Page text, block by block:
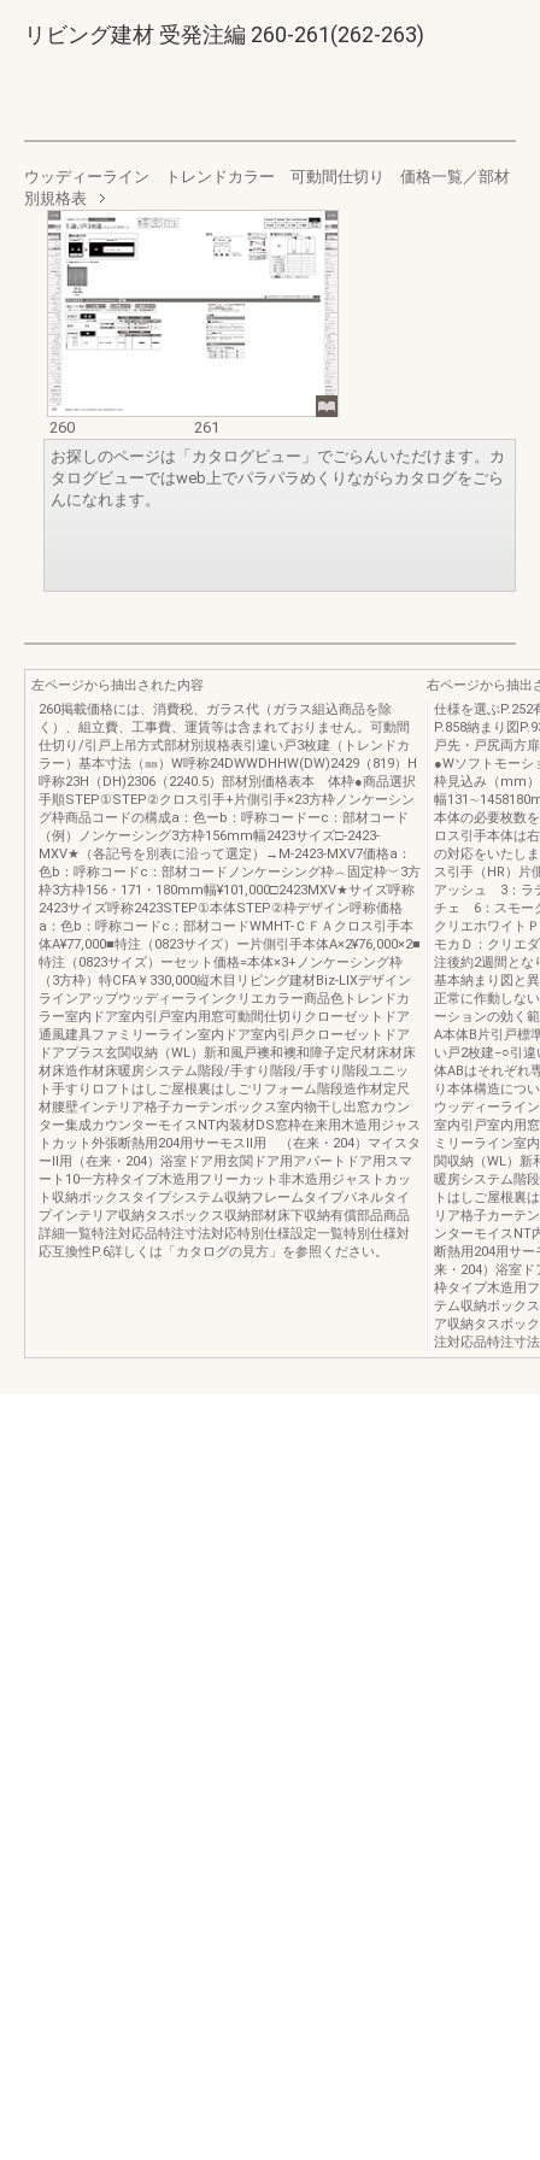
リビング建材 受発注編 260-261(262-263)
ウッディーライン トレンドカラー 可動間仕切り 価格一覧／部材
別規格表
260
261
お探しのページは「カタログビュー」でごらんいただけます。カ
タログビューではweb上でパラパラめくりながらカタログをごら
んになれます。
左ページから抽出された内容
260掲載価格には、消費税、ガラス代（ガラス組込商品を除
く）、組立費、工事費、運賃等は含まれておりません。可動間
仕切り/引戸上吊方式部材別規格表引違い戸3枚建（トレンドカ
ラー）基本寸法（㎜）W呼称24DWWDHHW(DW)2429（819）H
呼称23H（DH)2306（2240.5）部材別価格表本 体枠●商品選択
手順STEP①STEP②クロス引手+片側引手×23方枠ノンケーシン
グ枠商品コードの構成a：色ーb：呼称コードーc：部材コード
（例）ノンケーシング3方枠156mm幅2423サイズ□-2423-
MXV★（各記号を別表に沿って選定）→M-2423-MXV7価格a：
色b：呼称コードc：部材コードノンケーシング枠︵固定枠︶3方
枠3方枠156・171・180mm幅¥101,000□2423MXV★サイズ呼称
2423サイズ呼称2423STEP①本体STEP②枠デザイン呼称価格
a：色b：呼称コードc：部材コードWMHT-ＣＦＡクロス引手本
体A¥77,000■特注（0823サイズ）ー片側引手本体A×2¥76,000×2■
特注（0823サイズ）ーセット価格=本体×3+ノンケーシング枠
（3方枠）特CFA￥330,000縦木目リビング建材Biz-LIXデザイン
ラインアップウッディーラインクリエカラー商品色トレンドカ
ラー室内ドア室内引戸室内用窓可動間仕切りクローゼットドア
通風建具ファミリーライン室内ドア室内引戸クローゼットドア
ドアプラス玄関収納（WL）新和風戸襖和襖和障子定尺材床材床
材床造作材床暖房システム階段/手すり階段/手すり階段ユニッ
ト手すりロフトはしご屋根裏はしごリフォーム階段造作材定尺
材腰壁インテリア格子カーテンボックス室内物干し出窓カウン
ター集成カウンターモイスNT内装材DS窓枠在来用木造用ジャス
トカット外張断熱用204用サーモスⅡ用 （在来・204）マイスタ
ーⅡ用（在来・204）浴室ドア用玄関ドア用アパートドア用スマ
ート10一方枠タイプ木造用フリーカット非木造用ジャストカッ
ト収納ボックスタイプシステム収納フレームタイプパネルタイ
プインテリア収納タスボックス収納部材床下収納有償部品商品
詳細一覧特注対応品特注寸法対応特別仕様設定一覧特別仕様対
応互換性P.6詳しくは「カタログの見方」を参照ください。
右ページから抽出
仕様を選ぶP.252
P.858納まり図
戸先・戸尻両方
●Wソフトモー
枠見込み（mm
幅
本体の必要枚数
ロス引手本体は
の対応をいたし
ス引手（HR）片
アッシュ 3：ラ
チェ 6：スモー
クリエホワイト
モカＤ：クリエ
注後約2週間とな
基本納まり図と
正常に作動しな
ーションの効く
A本体B片引戸標
い戸2枚建−○引
体ABはそれぞれ
り本体構造につ
ウッディーライ
室内引戸室内用
ミリーライン室
関収納（WL）新
暖房システム階
トはしご屋根裏
リア格子カーテ
ンターモイスNT
断熱用204用サ
来・204）浴室ド
枠タイプ木造用
テム収納ボック
ア収納タスボッ
注対応品特注寸